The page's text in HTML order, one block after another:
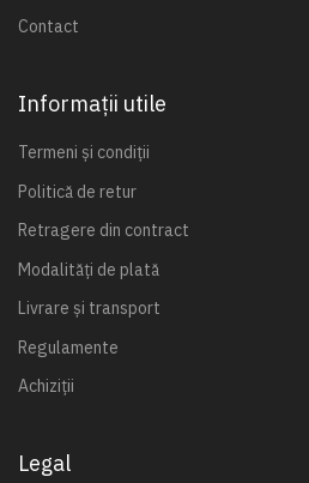
Contact
Informații utile
Termeni și condiții
Politică de retur
Retragere din contract
Modalități de plată
Livrare și transport
Regulamente
Achiziții
Legal